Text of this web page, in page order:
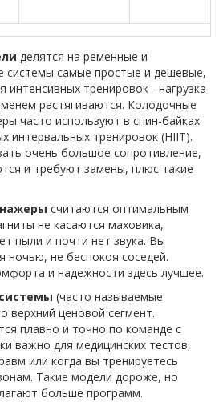
делятся на ременные и
системы самые простые и дешевые,
интенсивных тренировок - нагрузка
растягиваются. Колодочные
часто используют в спин-байках
интервальных тренировок (HIIT).
очень большое сопротивление,
и требуют замены, плюс такие
считаются оптимальным
не касаются маховика,
пыли и почти нет звука. Вы
ночью, не беспокоя соседей.
и надежности здесь лучшее.
(часто называемые
верхний ценовой сегмент.
плавно и точно по команде с
важно для медицинских тестов,
или когда вы тренируетесь
Такие модели дороже, но
больше программ.